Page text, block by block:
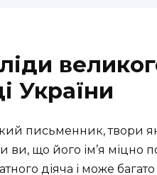
України
письменник, твори
що його ім’я міцно
діяча і може